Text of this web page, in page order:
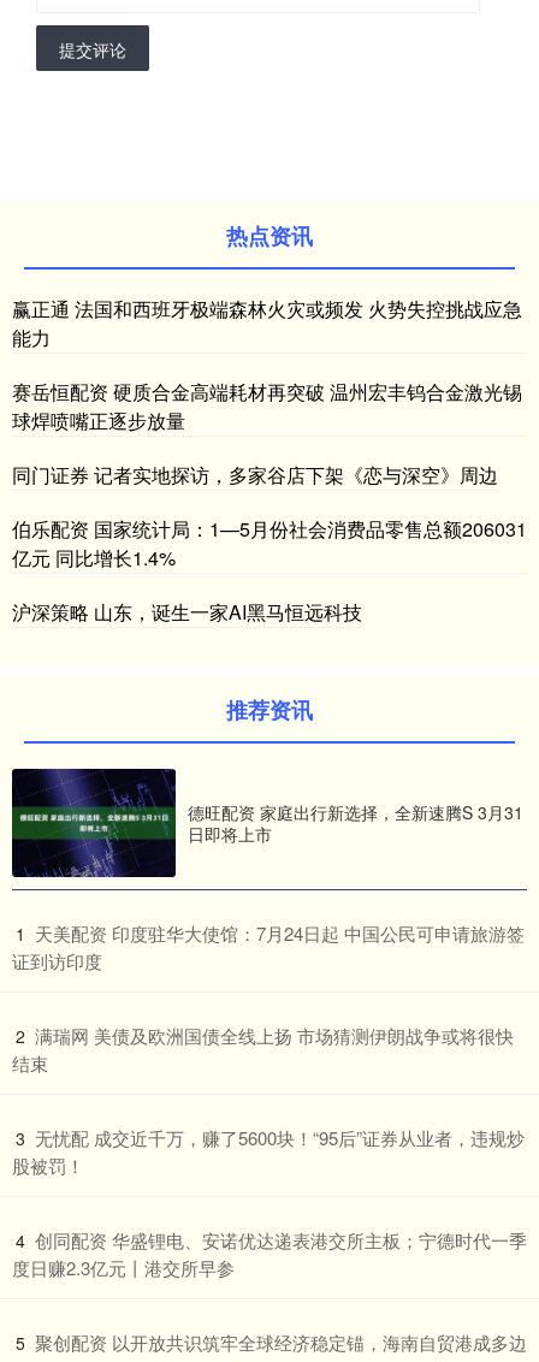
提交评论
热点资讯
赢正通 法国和西班牙极端森林火灾或频发 火势失控挑战应急
能力
赛岳恒配资 硬质合金高端耗材再突破 温州宏丰钨合金激光锡
球焊喷嘴正逐步放量
同门证券 记者实地探访，多家谷店下架《恋与深空》周边
伯乐配资 国家统计局：1—5月份社会消费品零售总额206031
亿元 同比增长1.4%
沪深策略 山东，诞生一家AI黑马恒远科技
推荐资讯
德旺配资 家庭出行新选择，全新速腾S 3月31
日即将上市
1 ​天美配资 印度驻华大使馆：7月24日起 中国公民可申请旅游签
证到访印度
2 ​满瑞网 美债及欧洲国债全线上扬 市场猜测伊朗战争或将很快
结束
3 ​无忧配 成交近千万，赚了5600块！“95后”证券从业者，违规炒
股被罚！
4 ​创同配资 华盛锂电、安诺优达递表港交所主板；宁德时代一季
度日赚2.3亿元丨港交所早参
5 ​聚创配资 以开放共识筑牢全球经济稳定锚，海南自贸港成多边